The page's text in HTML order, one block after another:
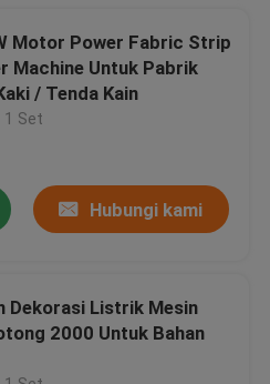
Motor Power Fabric Strip
Machine Untuk Pabrik
/ Tenda Kain
1 Set
Hubungi kami
Dekorasi Listrik Mesin
2000 Untuk Bahan